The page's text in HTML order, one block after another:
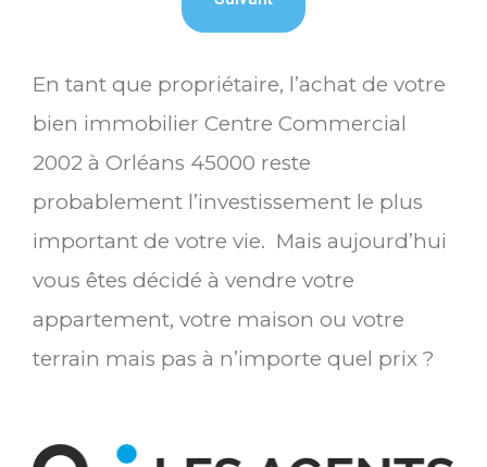
En tant que propriétaire, l’achat de votre
bien immobilier Centre Commercial
2002 à Orléans 45000 reste
probablement l’investissement le plus
important de votre vie. Mais aujourd’hui
vous êtes décidé à vendre votre
appartement, votre maison ou votre
terrain mais pas à n’importe quel prix ?